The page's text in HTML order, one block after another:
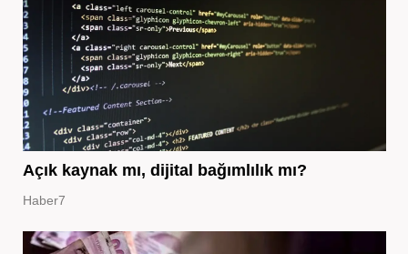
Açık kaynak mı, dijital bağımlılık mı?
Haber7